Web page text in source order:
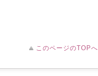
このページのTOPへ